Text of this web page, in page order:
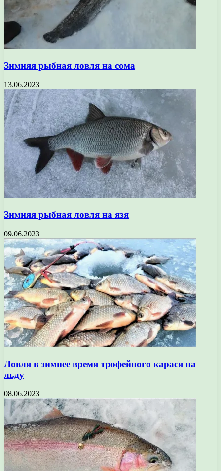
Зимняя рыбная ловля на сома
13.06.2023
Зимняя рыбная ловля на язя
09.06.2023
Ловля в зимнее время трофейного карася на
льду
08.06.2023